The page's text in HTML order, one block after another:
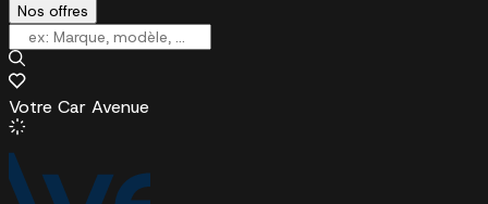
Nos offres
Votre Car Avenue